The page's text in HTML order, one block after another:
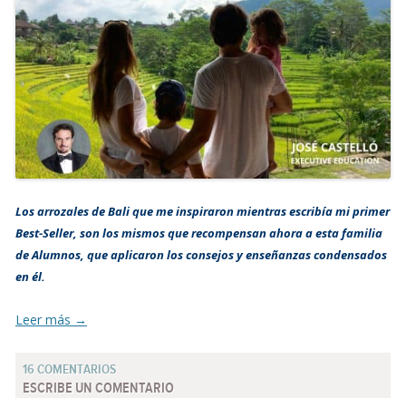
Los arrozales de Bali que me inspiraron mientras escribía mi primer
Best-Seller, son los mismos que recompensan ahora a esta familia
de Alumnos, que aplicaron los consejos y enseñanzas condensados
en él.
Leer más →
16 COMENTARIOS
ESCRIBE UN COMENTARIO